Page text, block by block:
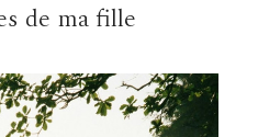
de ma fille